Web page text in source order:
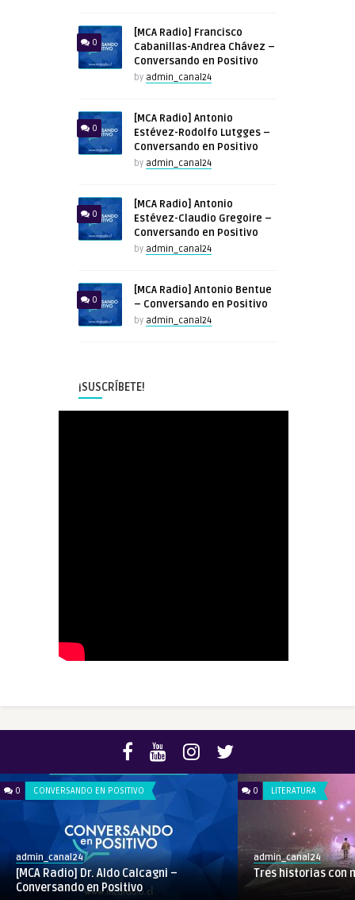
0
[MCA Radio] Francisco
Cabanillas-Andrea Chávez –
Conversando en Positivo
by admin_canal24
0
[MCA Radio] Antonio
Estévez-Rodolfo Lutgges –
Conversando en Positivo
by admin_canal24
0
[MCA Radio] Antonio
Estévez-Claudio Gregoire –
Conversando en Positivo
by admin_canal24
0
[MCA Radio] Antonio Bentue
– Conversando en Positivo
by admin_canal24
¡SUSCRÍBETE!
0 CONVERSANDO EN POSITIVO
admin_canal24
[MCA Radio] Dr. Aldo Calcagni –
Conversando en Positivo
0 LITERATURA
admin_canal24
Tres historias con